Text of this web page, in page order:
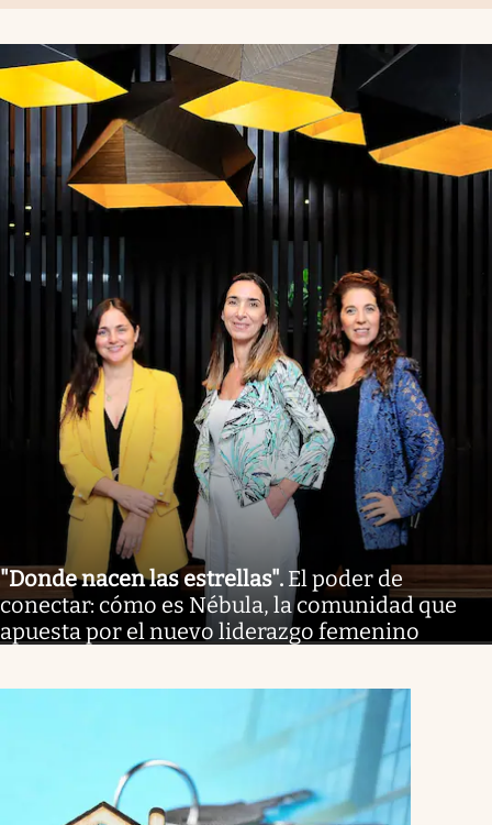
"Donde nacen las estrellas". El poder de
conectar: cómo es Nébula, la comunidad que
apuesta por el nuevo liderazgo femenino